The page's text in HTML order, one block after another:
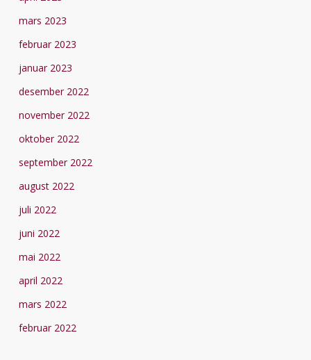
mars 2023
februar 2023
januar 2023
desember 2022
november 2022
oktober 2022
september 2022
august 2022
juli 2022
juni 2022
mai 2022
april 2022
mars 2022
februar 2022